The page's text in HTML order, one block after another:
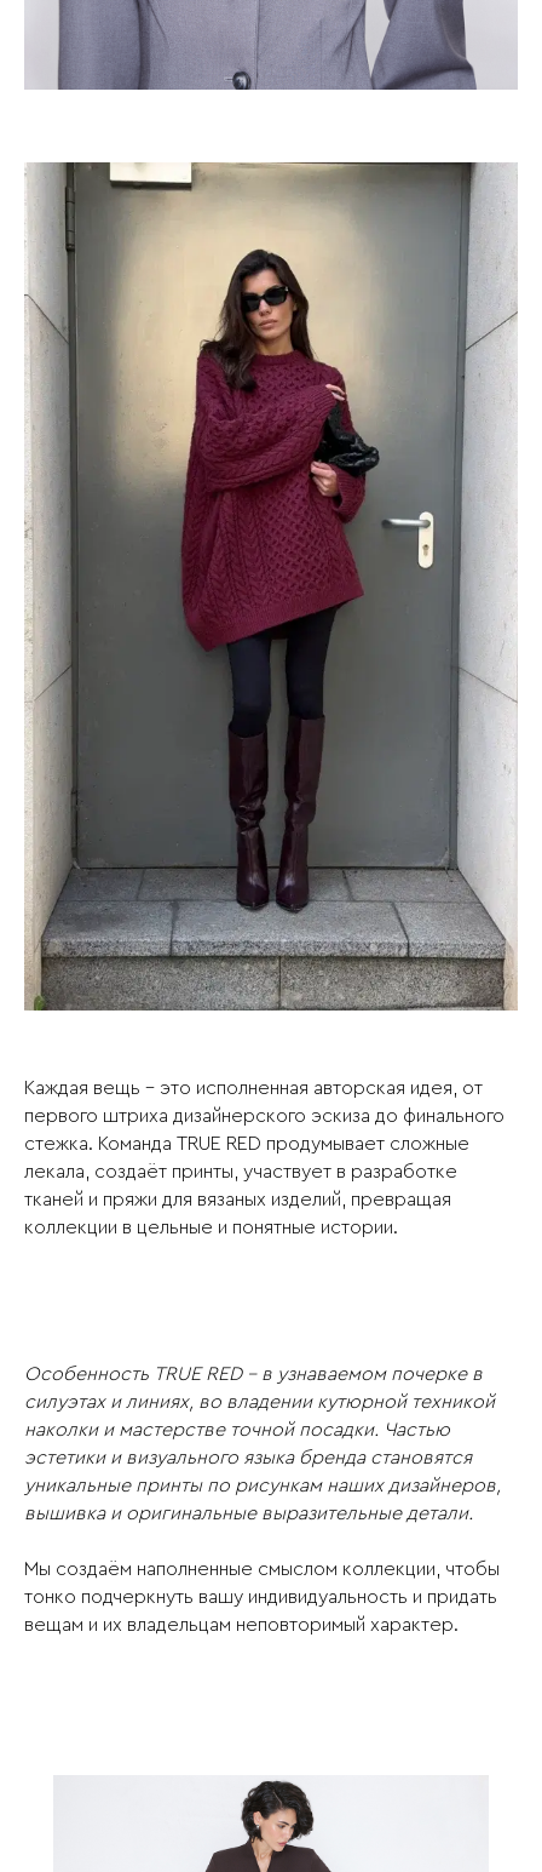
Каждая вещь – это исполненная авторская идея, от
первого штриха дизайнерского эскиза до финального
стежка. Команда TRUE RED продумывает сложные
лекала, создаёт принты, участвует в разработке
тканей и пряжи для вязаных изделий, превращая
коллекции в цельные и понятные истории.
Особенность TRUE RED – в узнаваемом почерке в
силуэтах и линиях, во владении кутюрной техникой
наколки и мастерстве точной посадки. Частью
эстетики и визуального языка бренда становятся
уникальные принты по рисункам наших дизайнеров,
вышивка и оригинальные выразительные детали.
Мы создаём наполненные смыслом коллекции, чтобы
тонко подчеркнуть вашу индивидуальность и придать
вещам и их владельцам неповторимый характер.